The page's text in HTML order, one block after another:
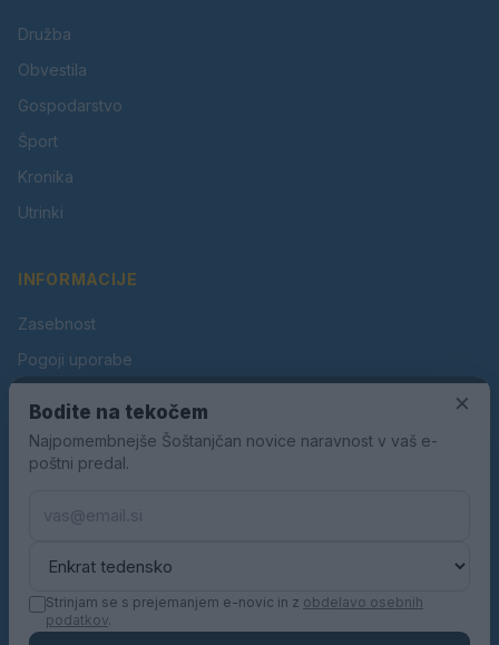
Družba
Obvestila
Gospodarstvo
Šport
Kronika
Utrinki
INFORMACIJE
Zasebnost
Pogoji uporabe
Oglaševanje
Kontakt
×
Bodite na tekočem
Najpomembnejše Šoštanjčan novice naravnost v vaš e-
poštni predal.
Strinjam se s prejemanjem e-novic in z obdelavo osebnih
podatkov.